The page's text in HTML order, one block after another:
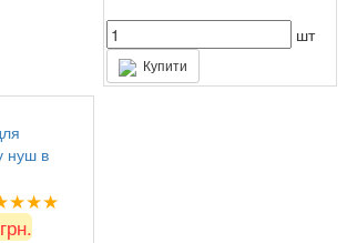
шт
Купити
нуш в